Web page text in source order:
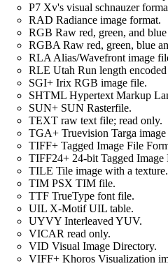
P7 Xv's visual schnauzer
RAD Radiance image format.
RGB Raw red, green, and blue
RGBA Raw red, green, blue
RLA Alias/Wavefront image
RLE Utah Run length
SGI+ Irix RGB image file.
SHTML Hypertext Markup
SUN+ SUN Rasterfile.
TEXT raw text file; read only.
TGA+ Truevision Targa
TIFF+ Tagged Image File
TIFF24+ 24-bit Tagged Image
TILE Tile image with a texture.
TIM PSX TIM file.
TTF TrueType font file.
UIL X-Motif UIL table.
UYVY Interleaved YUV.
VICAR read only.
VID Visual Image Directory.
VIFF+ Khoros Visualization